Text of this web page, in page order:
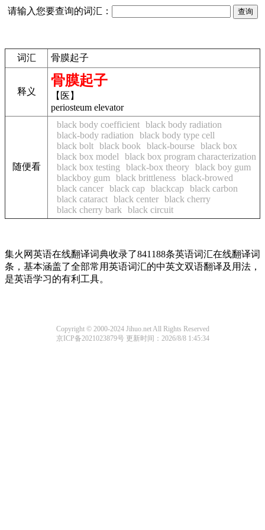
请输入您要查询的词汇：
词汇 骨膜起子
释义
骨膜起子
【医】
periosteum elevator
随便看
black body coefficient black body radiation
black-body radiation
black body type cell
black bolt black book black-bourse black box
black box model
black box program characterization
black box testing
black-box theory black boy gum
blackboy gum
black brittleness black-browed
black cancer black cap blackcap black carbon
black cataract black center black cherry
black cherry bark
black circuit
集火网英语在线翻译词典收录了841188条英语词汇在线翻译词
条，基本涵盖了全部常用英语词汇的中英文双语翻译及用法，
是英语学习的有利工具。
Copyright © 2000-2024 Jihuo.net All Rights Reserved
京ICP备2021023879号更新时间：2026/8/8 1:45:34